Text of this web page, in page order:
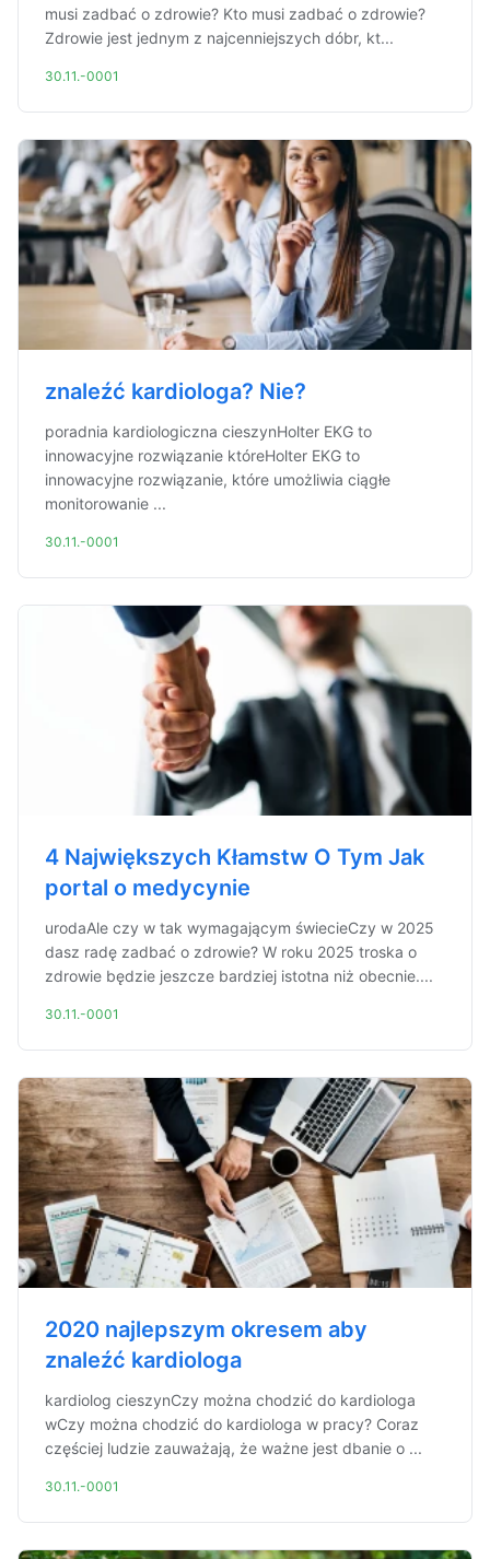
musi zadbać o zdrowie? Kto musi zadbać o zdrowie?
Zdrowie jest jednym z najcenniejszych dóbr, kt...
30.11.-0001
znaleźć kardiologa? Nie?
poradnia kardiologiczna cieszynHolter EKG to
innowacyjne rozwiązanie któreHolter EKG to
innowacyjne rozwiązanie, które umożliwia ciągłe
monitorowanie ...
30.11.-0001
4 Największych Kłamstw O Tym Jak
portal o medycynie
urodaAle czy w tak wymagającym świecieCzy w 2025
dasz radę zadbać o zdrowie? W roku 2025 troska o
zdrowie będzie jeszcze bardziej istotna niż obecnie....
30.11.-0001
2020 najlepszym okresem aby
znaleźć kardiologa
kardiolog cieszynCzy można chodzić do kardiologa
wCzy można chodzić do kardiologa w pracy? Coraz
częściej ludzie zauważają, że ważne jest dbanie o ...
30.11.-0001